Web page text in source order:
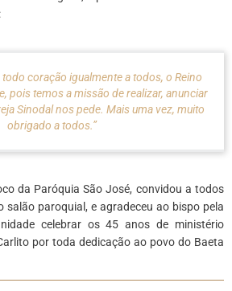
todo coração igualmente a todos, o Reino
pois temos a missão de realizar, anunciar
Sinodal nos pede. Mais uma vez, muito
obrigado a todos.”
da Paróquia São José, convidou a todos
salão paroquial, e agradeceu ao bispo pela
celebrar os 45 anos de ministério
por toda dedicação ao povo do Baeta